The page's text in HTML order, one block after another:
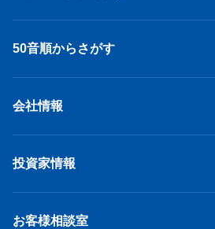
50音順からさがす
会社情報
投資家情報
お客様相談室